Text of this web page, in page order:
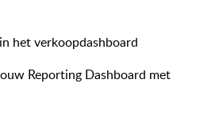
het verkoopdashboard
Reporting Dashboard met